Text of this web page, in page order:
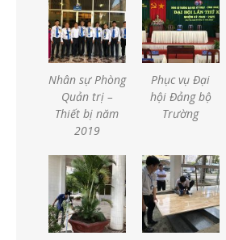
Nhân sự Phòng
Quản trị –
Thiết bị năm
2019
Phục vụ Đại
hội Đảng bộ
Trường